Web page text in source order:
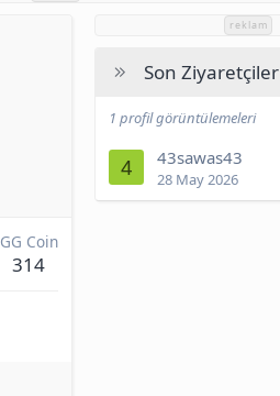
GG Coin
314
reklam
Son Ziyaretçiler
1 profil görüntülemeleri
4 43sawas43
28 May 2026